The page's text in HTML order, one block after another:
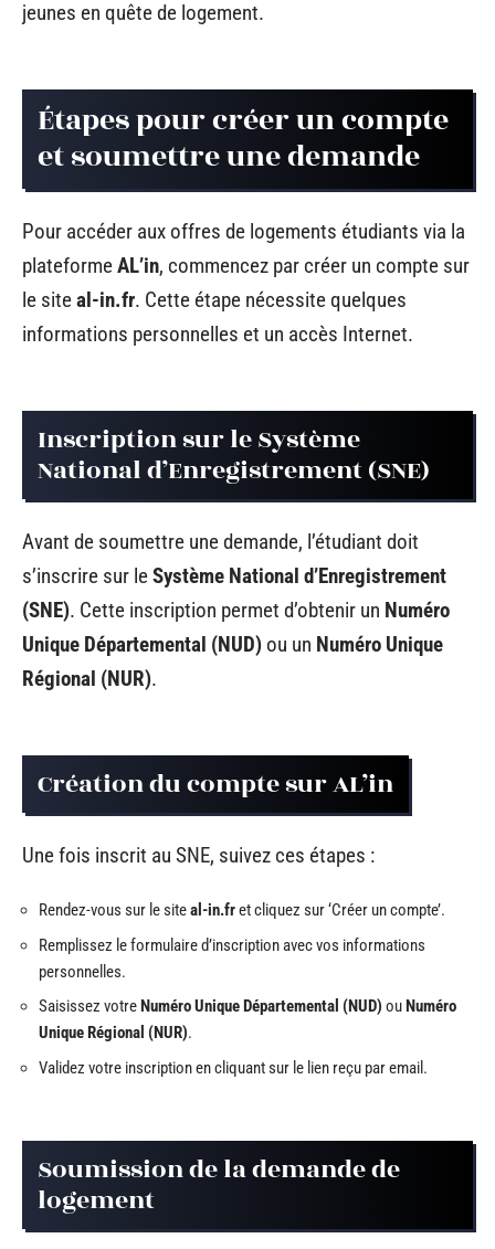
jeunes en quête de logement.
Étapes pour créer un compte
et soumettre une demande
Pour accéder aux offres de logements étudiants via la
plateformeAL’in, commencez par créer un compte sur
le siteal-in.fr. Cette étape nécessite quelques
informations personnelles et un accès Internet.
Inscription sur le Système
National d’Enregistrement (SNE)
Avant de soumettre une demande, l’étudiant doit
s’inscrire sur leSystème National d’Enregistrement
(SNE). Cette inscription permet d’obtenir un Numéro
Unique Départemental (NUD) ou un Numéro Unique
Régional (NUR).
Création du compte sur AL’in
Une fois inscrit au SNE, suivez ces étapes :
Rendez-vous sur le siteal-in.fret cliquez sur ‘Créer un compte’.
Remplissez le formulaire d’inscription avec vos informations
personnelles.
Saisissez votreNuméro Unique Départemental (NUD) ouNuméro
Unique Régional (NUR).
Validez votre inscription en cliquant sur le lien reçu par email.
Soumission de la demande de
logement